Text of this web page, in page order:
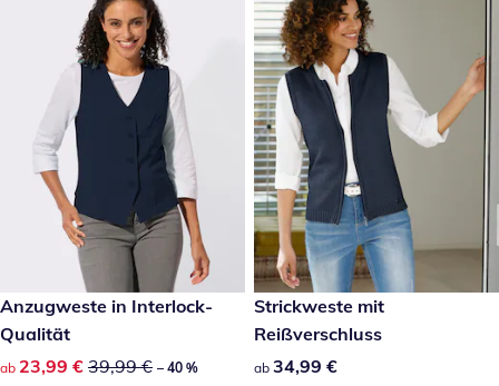
reduzierter Preis 23,99 €, vorheriger Preis: 39,99 €
-40 %
Anzugweste in Interlock-
Qualität
reduzierter Preis 23,99 €, vorheriger Preis: 39,99 €
ab 23,99 € 39,99 € – 40 %
34,99 €
Strickweste mit
Reißverschluss
34,99 €
ab 34,99 €